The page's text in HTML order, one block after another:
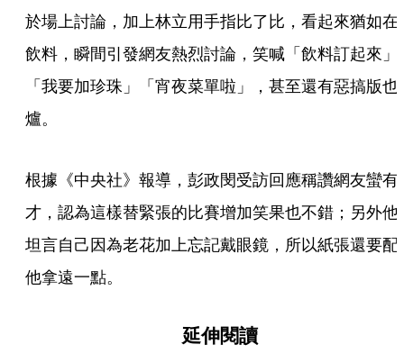
於場上討論，加上林立用手指比了比，看起來猶如在
飲料，瞬間引發網友熱烈討論，笑喊「飲料訂起來」
「我要加珍珠」「宵夜菜單啦」，甚至還有惡搞版也
爐。
根據《中央社》報導，彭政閔受訪回應稱讚網友蠻有
才，認為這樣替緊張的比賽增加笑果也不錯；另外他
坦言自己因為老花加上忘記戴眼鏡，所以紙張還要配
他拿遠一點。
延伸閱讀